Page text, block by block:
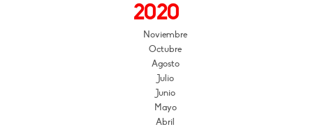
2020
Noviembre
Octubre
Agosto
Julio
Junio
Mayo
Abril